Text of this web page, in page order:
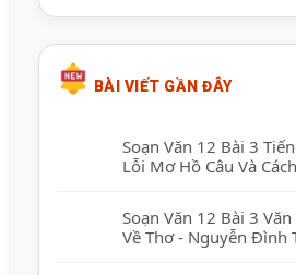
BÀI VIẾT GẦN ĐÂY
Soạn Văn 12 Bài 3
Lỗi Mơ Hồ Câu Và
Soạn Văn 12 Bài 3
Về Thơ - Nguyễn Đình